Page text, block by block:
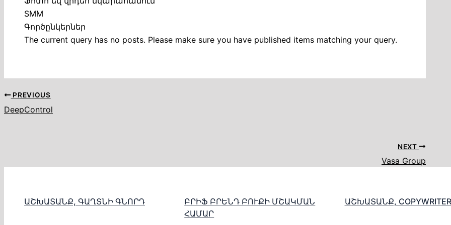
SMM
Գործընկերներ
The current query has no posts. Please make sure you have published items matching your query.
PREVIOUS
DeepControl
NEXT
Vasa Group
ԱՇԽԱՏԱՆՔ, ԳԱՂՏՆԻ ԳՆՈՐԴ
ԲՐԻՖ ԲՐԵՆԴ ԲՈՒՔԻ ՄՇԱԿՄԱՆ
ՀԱՄԱՐ
ԱՇԽԱՏԱՆՔ, COPYWRITER